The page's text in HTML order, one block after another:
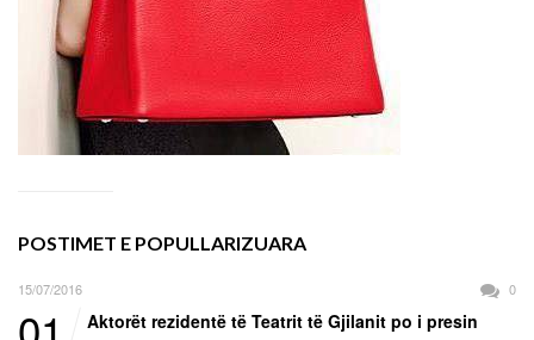
POSTIMET E POPULLARIZUARA
15/07/2016 0
Aktorët rezidentë të Teatrit të Gjilanit po i presin